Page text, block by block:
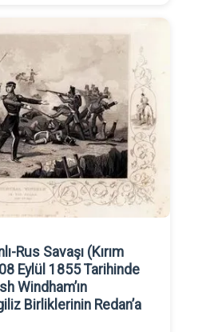
Rus Savaşı (Kırım
08 Eylül 1855 Tarihinde
Windham’ın
Birliklerinin Redan’a